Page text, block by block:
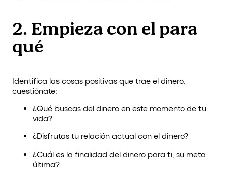
2. Empieza con el para
qué
Identifica las cosas positivas que trae el dinero,
cuestiónate:
¿Qué buscas del dinero en este momento de tu
vida?
¿Disfrutas tu relación actual con el dinero?
¿Cuál es la finalidad del dinero para ti, su meta
última?